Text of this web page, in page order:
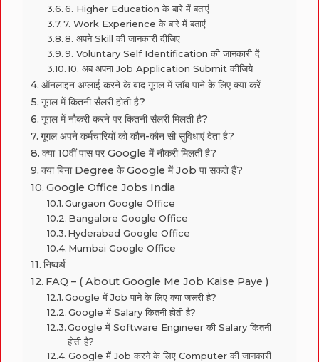
6. Higher Education के बारे में बताएं
7. Work Experience के बारे में बताएं
8. अपने Skill की जानकारी दीजिए
9. Voluntary Self Identification की जानकारी दें
10. अब अपना Job Application Submit कीजिये
ऑनलाइन अप्लाई करने के बाद गूगल में जॉब पाने के लिए क्या करें
गूगल में कितनी सैलरी होती है?
गूगल में नौकरी करने पर कितनी सैलरी मिलती है?
गूगल अपने कर्मचारियों को कौन-कौन सी सुविधाएं देता है?
क्या 10वीं पास पर Google में नौकरी मिलती है?
क्या बिना Degree के Google में Job पा सकते हैं?
Google Office Jobs India
Gurgaon Google Office
Bangalore Google Office
Hyderabad Google Office
Mumbai Google Office
निष्कर्ष
FAQ – ( About Google Me Job Kaise Paye )
Google में Job पाने के लिए क्या जरूरी है?
Google में Salary कितनी होती है?
Google में Software Engineer की Salary कितनी
होती है?
Google में Job करने के लिए Computer की जानकारी